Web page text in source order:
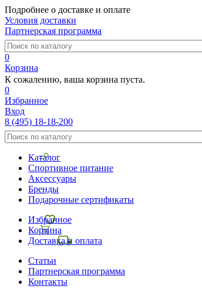
Подробнее о доставке и оплате
Условия доставки
Партнерская программа
0
Корзина
К сожалению, ваша корзина пуста.
0
Избранное
Вход
8 (495) 18-18-200
Каталог
Спортивное питание
Аксессуары
Бренды
Подарочные сертификаты
Избранное
Корзина
Доставка и оплата
Статьи
Партнерская программа
Контакты